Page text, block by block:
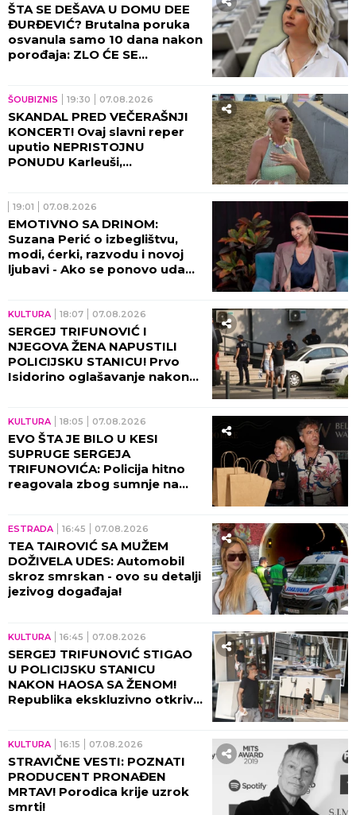
ŠTA SE DEŠAVA U DOMU DEE
ĐURĐEVIĆ? Brutalna poruka
osvanula samo 10 dana nakon
porođaja: ZLO ĆE SE
ŠOUBIZNIS 19:30 07.08.2026
SKANDAL PRED VEČERAŠNJI
KONCERT! Ovaj slavni reper
uputio NEPRISTOJNU
PONUDU Karleuši,
19:01 07.08.2026
EMOTIVNO SA DRINOM:
Suzana Perić o izbeglištvu,
modi, ćerki, razvodu i novoj
ljubavi - Ako se ponovo udam,
KULTURA 18:07 07.08.2026
SERGEJ TRIFUNOVIĆ I
NJEGOVA ŽENA NAPUSTILI
POLICIJSKU STANICU! Prvo
Isidorino oglašavanje nakon
KULTURA 18:05 07.08.2026
EVO ŠTA JE BILO U KESI
SUPRUGE SERGEJA
TRIFUNOVIĆA: Policija hitno
reagovala zbog sumnje na
ESTRADA 16:45 07.08.2026
TEA TAIROVIĆ SA MUŽEM
DOŽIVELA UDES: Automobil
skroz smrskan - ovo su detalji
jezivog događaja!
KULTURA 16:45 07.08.2026
SERGEJ TRIFUNOVIĆ STIGAO
U POLICIJSKU STANICU
NAKON HAOSA SA ŽENOM!
Republika ekskluzivno otkriva
KULTURA 16:15 07.08.2026
STRAVIČNE VESTI: POZNATI
PRODUCENT PRONAĐEN
MRTAV! Porodica krije uzrok
smrti!